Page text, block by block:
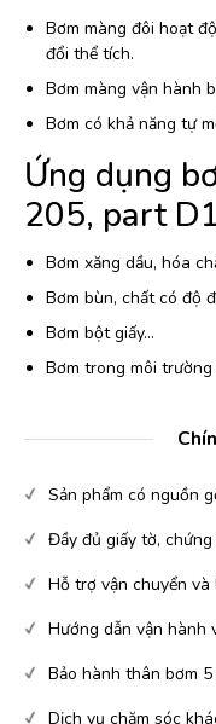
Bơm màng đôi hoạt
đổi thể tích.
Bơm màng vận hành
Bơm có khả năng tự
Ứng dụng
205, part
Bơm xăng dầu, hóa
Bơm bùn, chất có độ
Bơm bột giấy…
Bơm trong môi
Sản phẩm có nguồn
Đầy đủ giấy tờ,
Hỗ trợ vận chuyển và
Hướng dẫn vận hành
Bảo hành thân bơm
Dịch vụ chăm sóc